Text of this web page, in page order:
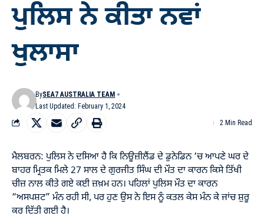
ਪੁਲਿਸ ਨੇ ਕੀਤਾ ਨਵਾਂ
ਖੁਲਾਸਾ
Last Updated: February 1, 2024
BySEA7 AUSTRALIA TEAM
2 Min Read
ਮੈਲਬਰਨ: ਪੁਲਿਸ ਨੇ ਦਸਿਆ ਹੈ ਕਿ ਨਿਊਜ਼ੀਲੈਂਡ ਦੇ ਡੁਨੇਡਿਨ ‘ਚ ਆਪਣੇ ਘਰ ਦੇ
ਬਾਹਰ ਮ੍ਰਿਤਕ ਮਿਲੇ 27 ਸਾਲ ਦੇ ਗੁਰਜੀਤ ਸਿੰਘ ਦੀ ਮੌਤ ਦਾ ਕਾਰਨ ਕਿਸੇ ਤਿੱਖੀ
ਚੀਜ਼ ਨਾਲ ਕੀਤੇ ਗਏ ਕਈ ਜ਼ਖ਼ਮ ਹਨ। ਪਹਿਲਾਂ ਪੁਲਿਸ ਮੌਤ ਦਾ ਕਾਰਨ
“ਅਸਪਸ਼ਟ” ਮੰਨ ਰਹੀ ਸੀ, ਪਰ ਹੁਣ ਉਸ ਨੇ ਇਸ ਨੂੰ ਕਤਲ ਕੇਸ ਮੰਨ ਕੇ ਜਾਂਚ ਸ਼ੁਰੂ
ਕਰ ਦਿੱਤੀ ਗਈ ਹੈ।